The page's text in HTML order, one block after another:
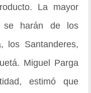
La mayor
se harán de los
los Santanderes,
Miguel Parga
estimó que